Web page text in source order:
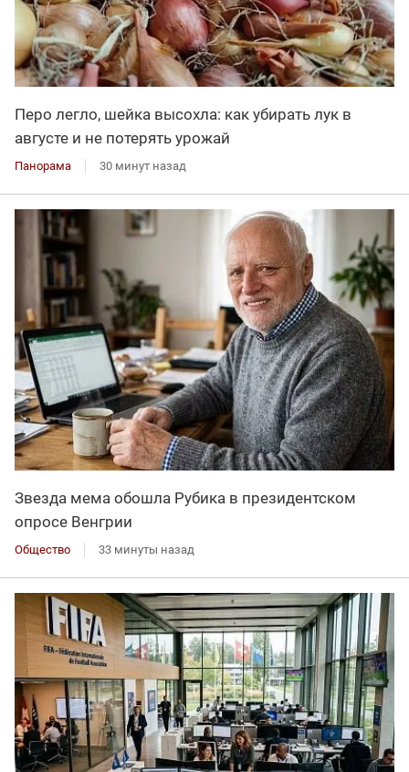
Перо легло, шейка высохла: как убирать лук в
августе и не потерять урожай
Панорама 30 минут назад
Звезда мема обошла Рубика в президентском
опросе Венгрии
Общество 33 минуты назад